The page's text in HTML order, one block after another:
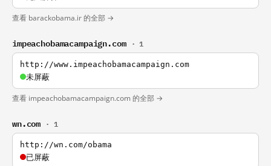
查看 barackobama.ir 的全部 →
impeachobamacampaign.com · 1
http://www.impeachobamacampaign.com
未屏蔽
查看 impeachobamacampaign.com 的全部 →
wn.com · 1
http://wn.com/obama
已屏蔽